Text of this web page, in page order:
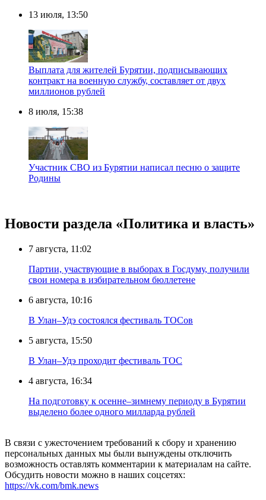
13 июля, 13:50
Выплата для жителей Бурятии, подписывающих
контракт на военную службу, составляет от двух
миллионов рублей
8 июля, 15:38
Участник СВО из Бурятии написал песню о защите
Родины
Новости раздела «Политика и власть»
7 августа, 11:02
Партии, участвующие в выборах в Госдуму, получили
свои номера в избирательном бюллетене
6 августа, 10:16
В Улан–Удэ состоялся фестиваль ТОСов
5 августа, 15:50
В Улан–Удэ проходит фестиваль ТОС
4 августа, 16:34
На подготовку к осенне–зимнему периоду в Бурятии
выделено более одного милларда рублей
В связи с ужесточением требований к сбору и хранению
персональных данных мы были вынуждены отключить
возможность оставлять комментарии к материалам на сайте.
Обсудить новости можно в наших соцсетях:
https://vk.com/bmk.news